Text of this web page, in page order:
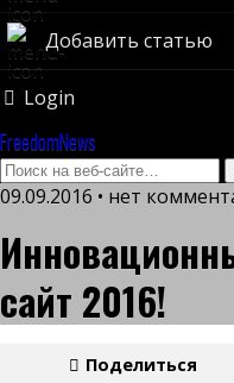
Добавить статью
Login
FreedomNews
09.09.2016 • нет
сайт 2016!
Поделиться